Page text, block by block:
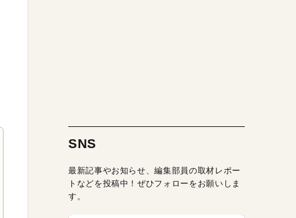
SNS
最新記事やお知らせ、編集部員の取材レポー
トなどを投稿中！ぜひフォローをお願いしま
す。